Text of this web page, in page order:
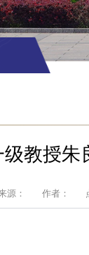
教授
源： 作者：